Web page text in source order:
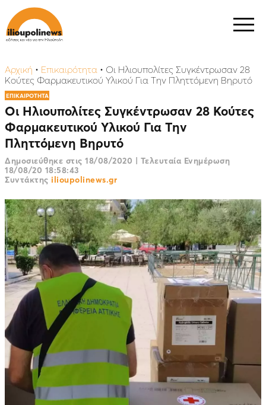
Αρχική • Επικαιρότητα • Οι Ηλιουπολίτες Συγκέντρωσαν 28
Κούτες Φαρμακευτικού Υλικού Για Την Πληττόμενη Βηρυτό
ΕΠΙΚΑΙΡΟΤΗΤΑ
Οι Ηλιουπολίτες Συγκέντρωσαν 28 Κούτες
Φαρμακευτικού Υλικού Για Την
Πληττόμενη Βηρυτό
Δημοσιεύθηκε στις 18/08/2020 | Τελευταία Ενημέρωση
18/08/20 18:58:43
Συντάκτης ilioupolinews.gr